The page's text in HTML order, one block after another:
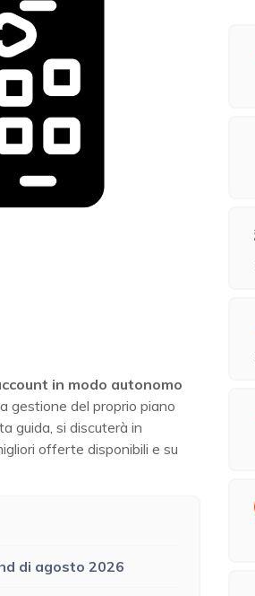
in modo autonomo
gestione del proprio piano
guida, si discuterà in
offerte disponibili e su
di agosto 2026